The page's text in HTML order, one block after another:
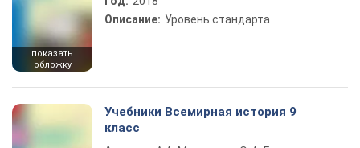
показать
обложку
Описание: Уровень стандарта
Учебники Всемирная история 9
класс